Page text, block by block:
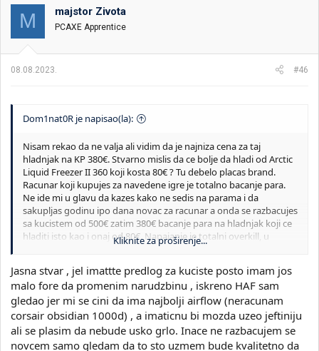
o
v
a
n
:
M majstor Zivota
PCAXE Apprentice
08.08.2023. #46
Dom1nat0R je napisao(la):
Nisam rekao da ne valja ali vidim da je najniza cena za taj
hladnjak na KP 380€. Stvarno mislis da ce bolje da hladi od Arctic
Liquid Freezer II 360 koji kosta 80€ ? Tu debelo placas brand.
Racunar koji kupujes za navedene igre je totalno bacanje para.
Ne ide mi u glavu da kazes kako ne sedis na parama i da
sakupljas godinu ipo dana novac za racunar a onda se razbacujes
sa kucistem od 500€ zatim 380€ bacanje para na hladnjak koji ce
hladiti isto kao i onaj od 80€. Napajanje je totalni overkill, u
smislu da je za konfiguraciju koju ti kupujes dovoljno i napajane
Pretekao me Tron ali je pogodio sutinu.
Sa budzetom od 4000€ bez razmisljanja se uzima RTX4090. Ja ne
znam da li si uopste gledao razlike u 4K gamingu izmedju 4080 i
4090. Te kartice nisu ni za poredjenje. nVidia je ovog puta
Kliknite za proširenje...
Jasna stvar , jel imattte predlog za kuciste posto imam jos
malo fore da promenim narudzbinu , iskreno HAF sam
gledao jer mi se cini da ima najbolji airflow (neracunam
corsair obsidian 1000d) , a imaticnu bi mozda uzeo jeftiniju
ali se plasim da nebude usko grlo. Inace ne razbacujem se
novcem samo gledam da to sto uzmem bude kvalitetno da